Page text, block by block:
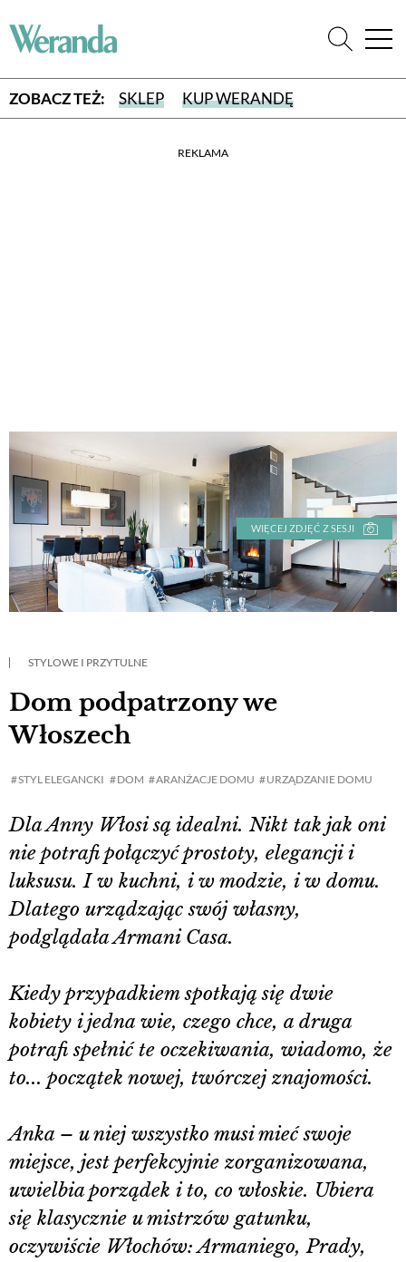
ZOBACZ TEŻ: SKLEP KUP WERANDĘ
REKLAMA
WIĘCEJ ZDJĘĆ Z SESJI
Dom podpatrzony we
Włoszech
STYLOWE I PRZYTULNE
STYL ELEGANCKI DOM ARANŻACJE DOMU URZĄDZANIE DOMU
Dla Anny Włosi są idealni. Nikt tak jak oni
nie potrafi połączyć prostoty, elegancji i
luksusu. I w kuchni, i w modzie, i w domu.
Dlatego urządzając swój własny,
podglądała Armani Casa.
Kiedy przypadkiem spotkają się dwie
kobiety i jedna wie, czego chce, a druga
potrafi spełnić te oczekiwania, wiadomo, że
to... początek nowej, twórczej znajomości.
Anka – u niej wszystko musi mieć swoje
miejsce, jest perfekcyjnie zorganizowana,
uwielbia porządek i to, co włoskie. Ubiera
się klasycznie u mistrzów gatunku,
oczywiście Włochów: Armaniego, Prady,